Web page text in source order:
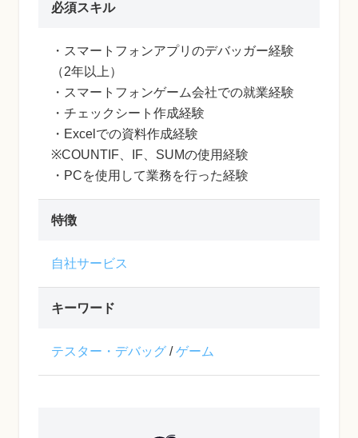
必須スキル
・スマートフォンアプリのデバッガー経験
（2年以上）
・スマートフォンゲーム会社での就業経験
・チェックシート作成経験
・Excelでの資料作成経験
※COUNTIF、IF、SUMの使用経験
・PCを使用して業務を行った経験
特徴
自社サービス
キーワード
テスター・デバッグ /ゲーム